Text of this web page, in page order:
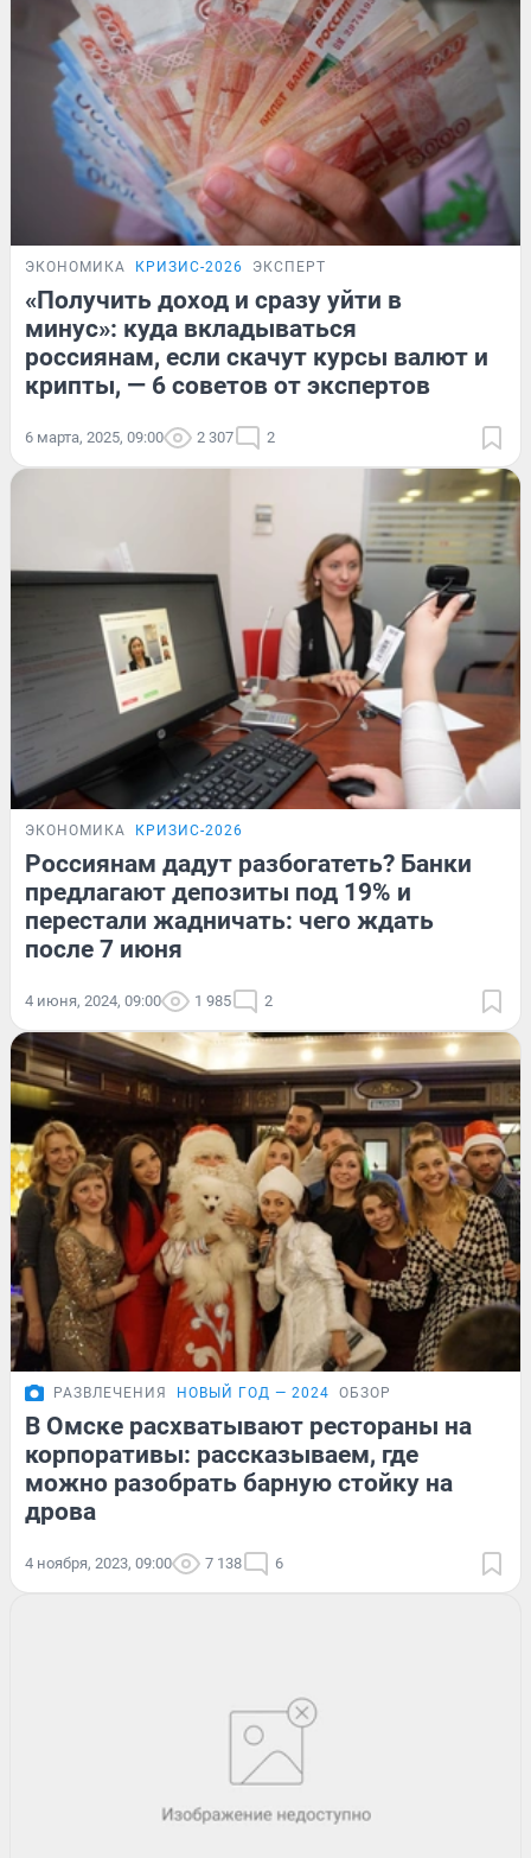
ЭКОНОМИКА КРИЗИС-2026 ЭКСПЕРТ
«Получить доход и сразу уйти в
минус»: куда вкладываться
россиянам, если скачут курсы валют и
крипты, — 6 советов от экспертов
6 марта, 2025, 09:00 2 307 2
ЭКОНОМИКА КРИЗИС-2026
Россиянам дадут разбогатеть? Банки
предлагают депозиты под 19% и
перестали жадничать: чего ждать
после 7 июня
4 июня, 2024, 09:00 1 985 2
РАЗВЛЕЧЕНИЯ НОВЫЙ ГОД — 2024 ОБЗОР
В Омске расхватывают рестораны на
корпоративы: рассказываем, где
можно разобрать барную стойку на
дрова
4 ноября, 2023, 09:00 7 138 6